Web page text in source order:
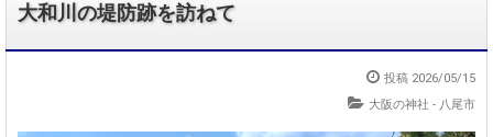
大和川の堤防跡を訪ねて
投稿 2026/05/15
大阪の神社 - 八尾市